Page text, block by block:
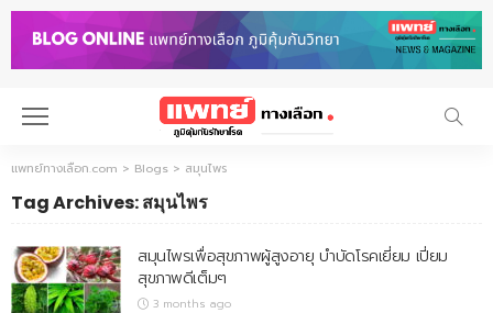
แพทย์ทางเลือก.com > Blogs > สมุนไพร
Tag Archives: สมุนไพร
สมุนไพรเพื่อสุขภาพผู้สูงอายุ บำบัดโรคเยี่ยม เปี่ยม
สุขภาพดีเต็มๆ
3 months ago